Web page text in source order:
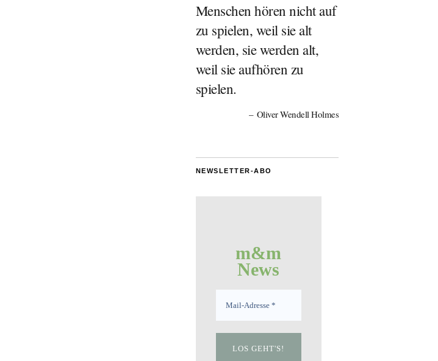
Menschen hören nicht auf
zu spielen, weil sie alt
werden, sie werden alt,
weil sie aufhören zu
spielen.
Oliver Wendell Holmes
NEWSLETTER-ABO
m&m
News